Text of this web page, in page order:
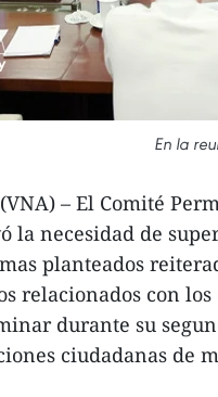
En la
– El Comité
la necesidad de
planteados
relacionados con
durante su
ciudadanas de